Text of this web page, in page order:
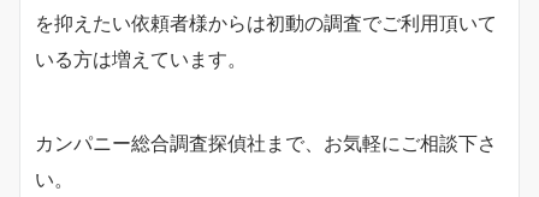
を抑えたい依頼者様からは初動の調査でご利用頂いて
いる方は増えています。
カンパニー総合調査探偵社まで、お気軽にご相談下さ
い。